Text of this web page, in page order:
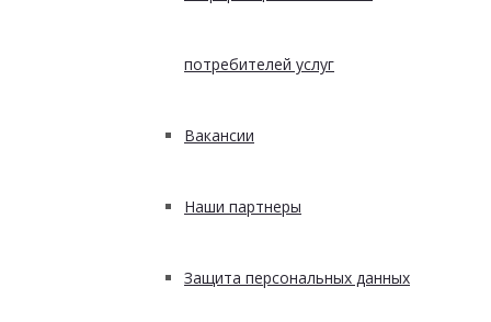
потребителей услуг
Вакансии
Наши партнеры
Защита персональных данных